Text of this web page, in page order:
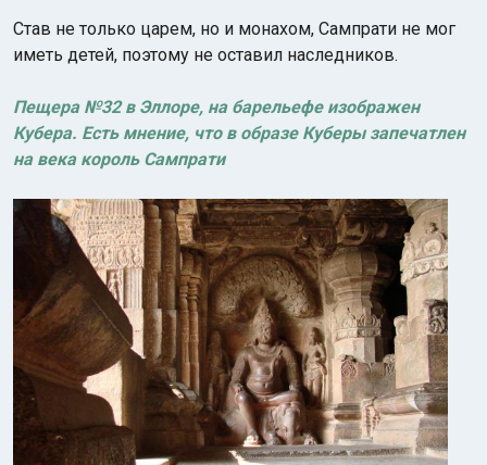
Став не только царем, но и монахом, Сампрати не мог
иметь детей, поэтому не оставил наследников.
Пещера №32 в Эллоре, на барельефе изображен
Кубера. Есть мнение, что в образе Куберы запечатлен
на века король Сампрати